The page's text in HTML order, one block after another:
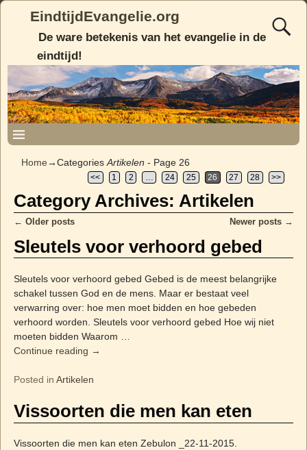
EindtijdEvangelie.org
De ware betekenis van het evangelie in de
eindtijd!
Home→Categories Artikelen - Page 26
<< 1 2 … 24 25 26 27 28 >>
Category Archives: Artikelen
← Older posts Newer posts →
Sleutels voor verhoord gebed
Sleutels voor verhoord gebed Gebed is de meest belangrijke
schakel tussen God en de mens. Maar er bestaat veel
verwarring over: hoe men moet bidden en hoe gebeden
verhoord worden. Sleutels voor verhoord gebed Hoe wij niet
moeten bidden Waarom
Continue reading →
Posted in Artikelen
Vissoorten die men kan eten
Vissoorten die men kan eten Zebulon _22-11-2015.